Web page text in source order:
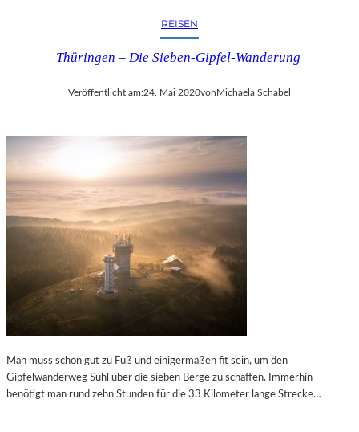
M
U
M
N
K
O
E
L
REISEN
Thüringen – Die Sieben-Gipfel-Wanderung
Veröffentlicht am:24. Mai 2020von Michaela Schabel
Man muss schon gut zu Fuß und einigermaßen fit sein, um den
Gipfelwanderweg Suhl über die sieben Berge zu schaffen. Immerhin
benötigt man rund zehn Stunden für die 33 Kilometer lange Strecke…